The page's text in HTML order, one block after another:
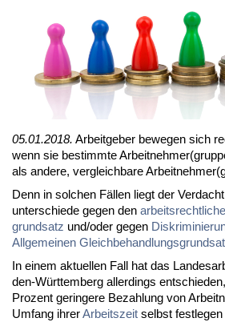
05.01.2018. Ar­beit­ge­ber be­we­gen sich
wenn sie be­stimm­te
als an­de­re, ver­gleich­ba­re
Denn in sol­chen Fäl­len liegt der
un­ter­schie­de ge­gen den
grund­satz und/oder ge­gen
All­ge­mei­nen
In ei­nem ak­tu­el­len Fall hat das
den-Würt­tem­berg al­ler­dings
Pro­zent ge­rin­ge­re Be­zah­lung von
Um­fang ih­rerAr­beits­zeit selbst